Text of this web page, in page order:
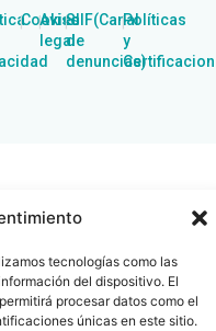
tecnologías como las
del dispositivo. El
procesar datos como el
únicas en este sitio.
|Cookies
|Aviso
legal
|SIIF(Canal
de
denuncias)
|Políticas
y